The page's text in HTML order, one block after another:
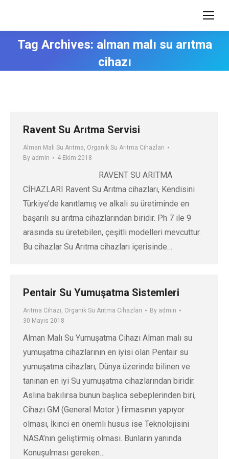
Tag Archives: alman malı su arıtma
cihazı
Ravent Su Arıtma Servisi
Alman Malı Su Arıtma, Organik Su Arıtma Cihazları
By admin 4 Ekim 2018
RAVENT SU ARITMA
CİHAZLARI Ravent Su Arıtma cihazları, Kendisini
Türkiye’de kanıtlamış ve alkali su üretiminde en
başarılı su arıtma cihazlarından biridir. Ph 7 ile 9
arasında su üretebilen, çeşitli modelleri mevcuttur.
Bu cihazlar Su Arıtma cihazları içerisinde…
Pentair Su Yumuşatma Sistemleri
Arıtma Cihazı, Organik Su Arıtma Cihazları By admin
30 Mayıs 2018
Alman Malı Su Yumuşatma Cihazı Alman malı su
yumuşatma cihazlarının en iyisi olan Pentair su
yumuşatma cihazları, Dünya üzerinde bilinen ve
tanınan en iyi Su yumuşatma cihazlarından biridir.
Aslına bakılırsa bunun başlıca sebeplerinden biri,
Cihazı GM (General Motor ) firmasının yapıyor
olması, İkinci en önemli husus ise Teknolojisini
NASA’nın geliştirmiş olması. Bunların yanında
Konuşulması gereken…